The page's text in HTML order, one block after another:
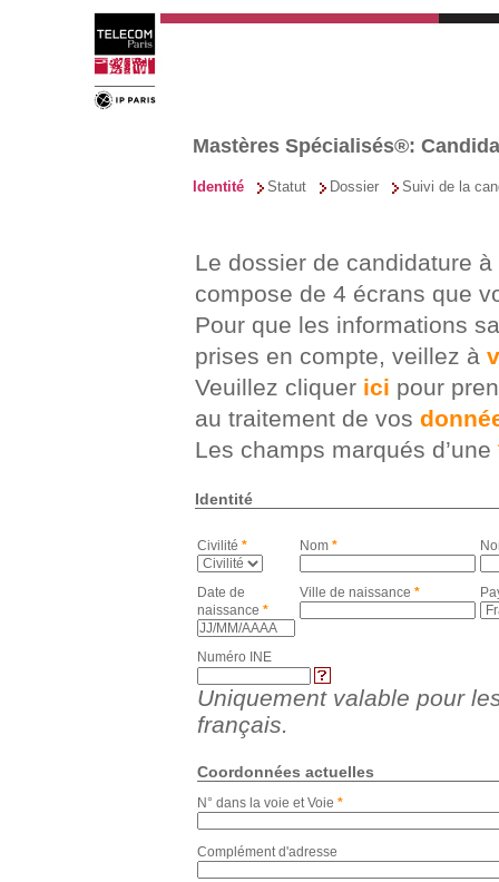
Mastères Spécialisés®:
Identité Statut Dossier Suivi de la
Le dossier de candidature
compose de 4 écrans que
Pour que les informations
prises en compte, veillez à
Veuillez cliquer ici pour
au traitement de vos
Les champs marqués d’une
Identité
Civilité * Nom *
Date de
naissance *
Ville de naissance *
Numéro INE
Uniquement valable pour
français.
Coordonnées actuelles
N° dans la voie et Voie *
Complément d'adresse